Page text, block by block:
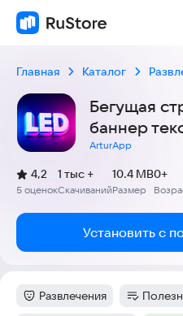
Главная Каталог
Бегущая
баннер
ArturApp
Рейтинг:
4,2
(
5 оценок
)
Скачиваний
1 тыс +
Размер
10.4 MB0+
Установить с
Категория:
Развлечения Категория